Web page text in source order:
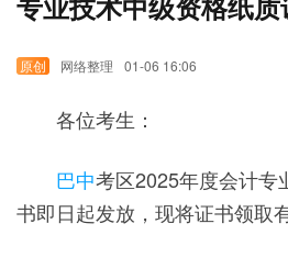
网络整理 01-06 16:06
各位考生：
巴中考区2025年度会计专
书即日起发放，现将证书领取